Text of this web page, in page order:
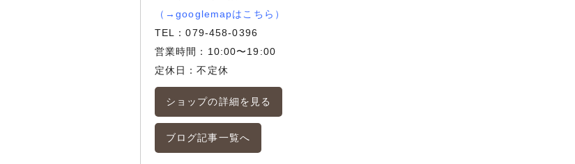
（ →googlemapはこちら ）
TEL：079-458-0396
営業時間：10:00〜19:00
定休日：不定休
ショップの詳細を見る
ブログ記事一覧へ